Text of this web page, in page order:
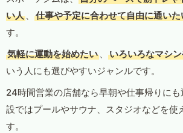
い人 、 仕事や予定に合わせて自由に通いた
す。
気軽に運動を始めたい 、 いろいろなマシ
いう人にも選びやすいジャンルです。
24時間営業の店舗なら早朝や仕事帰りに
設ではプールやサウナ、スタジオなどを使
す。